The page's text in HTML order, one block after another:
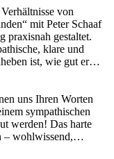
von
mit Peter Schaaf
praxisnah gestaltet.
klare und
ist, wie gut er…
uns Ihren Worten
sympathischen
werden! Das harte
– wohlwissend,…